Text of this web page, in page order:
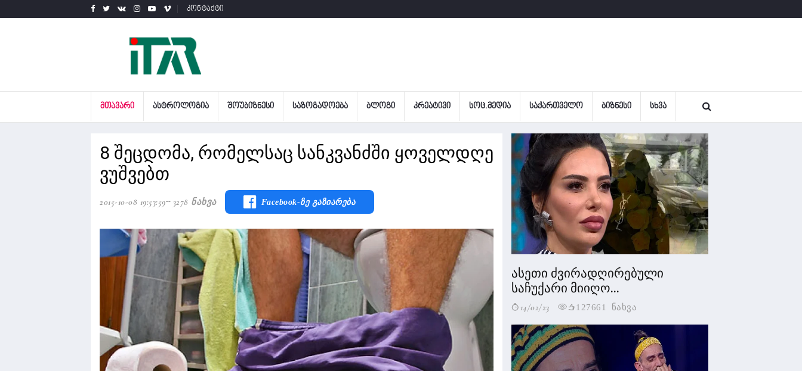
კონტაქტი
ᲛᲗᲐᲕᲐᲠᲘ ᲐᲡᲢᲠᲝᲚᲝᲒᲘᲐ ᲨᲝᲣᲑᲘᲖᲜᲔᲡᲘ ᲡᲐᲖᲝᲒᲐᲓᲝᲔᲑᲐ ᲑᲚᲝᲒᲘ ᲙᲠᲔᲐᲢᲘᲕᲘ ᲡᲝᲪ.ᲛᲔᲓᲘᲐ ᲡᲐᲥᲐᲠᲗᲕᲔᲚᲝ ᲑᲘᲖᲜᲔᲡᲘ ᲡᲮᲕᲐ
8 შეცდომა, რომელსაც სანკვანძში ყოველდღე
ვუშვებთ
2015-10-08 19:53:59 3278 Ნახვა Facebook-Ზე Გაზიარება
ასეთი ძვირადღირებული
საჩუქარი მიიღო...
14/02/23 127661 ნახვა